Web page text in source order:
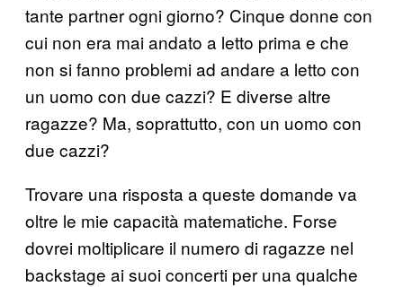
tante partner ogni giorno? Cinque donne con
cui non era mai andato a letto prima e che
non si fanno problemi ad andare a letto con
un uomo con due cazzi? E diverse altre
ragazze? Ma, soprattutto, con un uomo con
due cazzi?
Trovare una risposta a queste domande va
oltre le mie capacità matematiche. Forse
dovrei moltiplicare il numero di ragazze nel
backstage ai suoi concerti per una qualche